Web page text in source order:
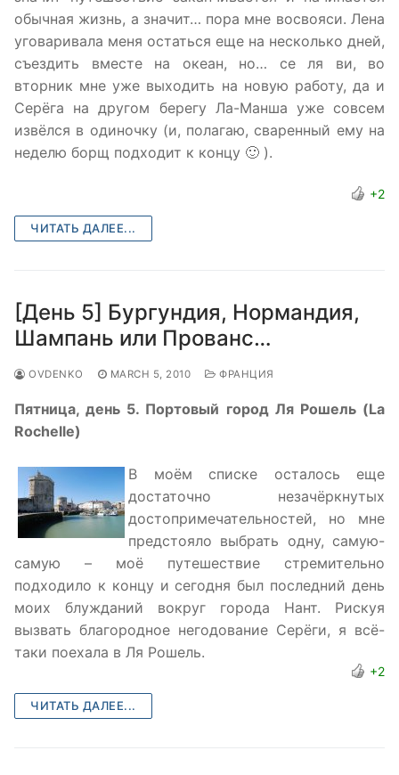
обычная жизнь, а значит… пора мне восвояси. Лена
уговаривала меня остаться еще на несколько дней,
съездить вместе на океан, но… се ля ви, во
вторник мне уже выходить на новую работу, да и
Серёга на другом берегу Ла-Манша уже совсем
извёлся в одиночку (и, полагаю, сваренный ему на
неделю борщ подходит к концу 🙂 ).
+2
ЧИТАТЬ ДАЛЕЕ...
[День 5] Бургундия, Нормандия,
Шампань или Прованс…
OVDENKO MARCH 5, 2010 ФРАНЦИЯ
Пятница, день 5. Портовый город Ля Рошель (La
Rochelle)
В моём списке осталось еще
достаточно незачёркнутых
достопримечательностей, но мне
предстояло выбрать одну, самую-
самую – моё путешествие стремительно
подходило к концу и сегодня был последний день
моих блужданий вокруг города Нант. Рискуя
вызвать благородное негодование Серёги, я всё-
таки поехала в Ля Рошель.
+2
ЧИТАТЬ ДАЛЕЕ...